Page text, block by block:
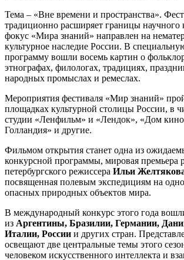
Тема – «Вне времени и пространства».
традиционно расширяет границы научного
фокус «Мира знаний» направлен на
культурное наследие России. В
программу вошли восемь картин о
этнографах, филологах, традициях,
народных промыслах и ремеслах.
Мероприятия фестиваля «Мир знаний»
площадках культурной столицы России, в
студии «Ленфильм» и «Лендок», «Дом
Голландия» и другие.
Фильмом открытия станет одна из
конкурсной программы, мировая премьера
петербургского режиссера Ильи
посвященная полевым экспедициям на
опасных природных объектов мира.
В международный конкурс этого года
из Аргентины, Бразилии, Германии,
Италии, России и других стран.
освещают две центральные темы этого
человеком искусственного интеллекта и